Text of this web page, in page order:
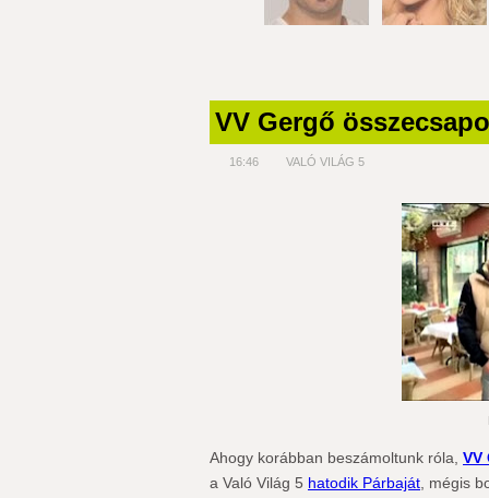
VV Gergő
16:46 VALÓ VILÁG 5
Ahogy korábban beszámoltunk róla, VV
a Való Világ 5 hatodik Párbaját , mégis